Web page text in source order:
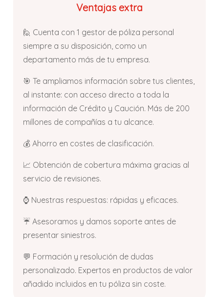
Ventajas extra
🙋 Cuenta con 1 gestor de póliza personal
siempre a su disposición, como un
departamento más de tu empresa.
🎯 Te ampliamos información sobre tus clientes,
al instante: con acceso directo a toda la
información de Crédito y Caución. Más de 200
millones de compañías a tu alcance.
💰 Ahorro en costes de clasificación.
📈 Obtención de cobertura máxima gracias al
servicio de revisiones.
⌚ Nuestras respuestas: rápidas y eficaces.
☔ Asesoramos y damos soporte antes de
presentar siniestros.
💬 Formación y resolución de dudas
personalizado. Expertos en productos de valor
añadido incluidos en tu póliza sin coste.